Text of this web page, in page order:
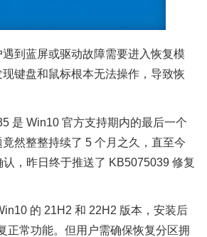
蓝屏或驱动故障需要进入恢复模
键盘和鼠标根本无法操作，导致恢
Win10 官方支持期内的最后一个
然整整持续了 5 个月之久，直至今
，昨日终于推送了 KB5075039 修复
的 21H2 和 22H2 版本，安装后
正常功能。但用户需确保恢复分区拥